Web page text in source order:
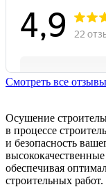
Смотреть все отзывы
Осушение
в процессе
и безопасность
обеспечивая
строительных работ.